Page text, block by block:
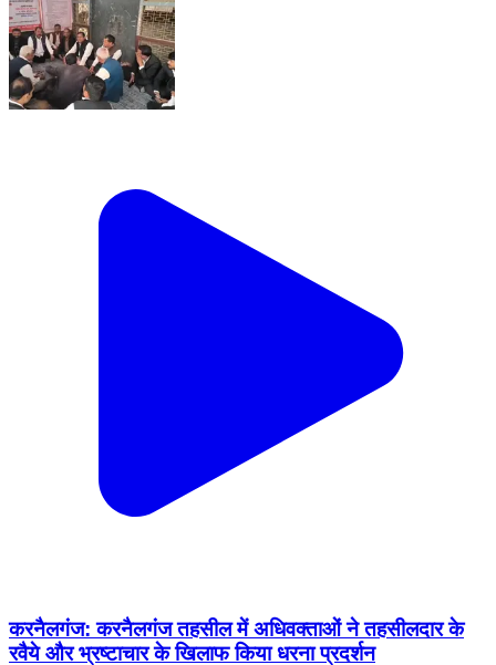
करनैलगंज: करनैलगंज तहसील में अधिवक्ताओं ने तहसीलदार के
रवैये और भ्रष्टाचार के खिलाफ किया धरना प्रदर्शन